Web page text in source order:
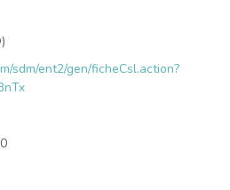
sdm/ent2/gen/ficheCsl.action?